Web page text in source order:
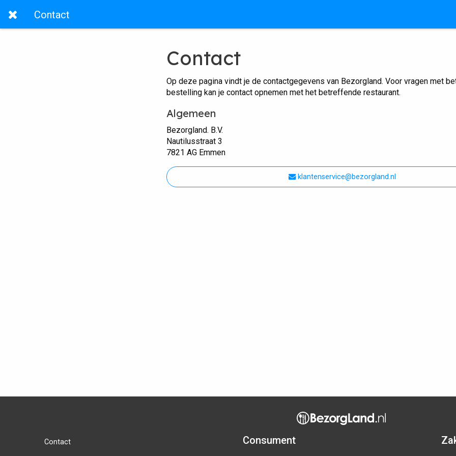
Contact
Contact
Op deze pagina vindt je de contactgegevens van Bezorgland. Voor vragen met
bestelling kan je contact opnemen met het betreffende restaurant.
Algemeen
Bezorgland. B.V.
Nautilusstraat 3
7821 AG Emmen
klantenservice@bezorgland.nl
Contact Consument